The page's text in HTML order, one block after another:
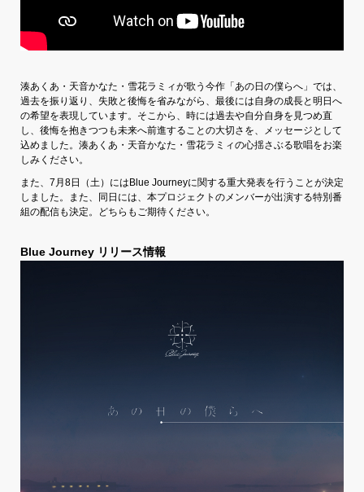
湊あくあ・天音かなた・雪花ラミィが歌う今作「あの日の僕らへ」では、
過去を振り返り、失敗と後悔を省みながら、最後には自身の成長と明日へ
の希望を表現しています。そこから、時には過去や自分自身を見つめ直
し、後悔を抱きつつも未来へ前進することの大切さを、メッセージとして
込めました。湊あくあ・天音かなた・雪花ラミィの心揺さぶる歌唱をお楽
しみください。
また、7月8日（土）にはBlue Journeyに関する重大発表を行うことが決定
しました。また、同日には、本プロジェクトのメンバーが出演する特別番
組の配信も決定。どちらもご期待ください。
Blue Journey リリース情報